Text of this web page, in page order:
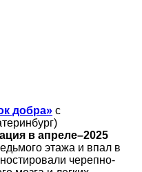
добра» с
в апреле–2025
этажа и впал в
черепно-